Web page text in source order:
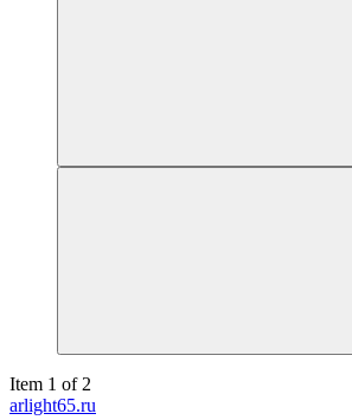
Item 1 of 2
arlight65.ru